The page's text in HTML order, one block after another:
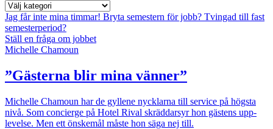
Jag får inte mina timmar! Bryta semestern för jobb? Tvingad till fast
semesterperiod?
Ställ en fråga om jobbet
Michelle Chamoun
”Gästerna blir mina vänner”
Michelle Chamoun har de gyllene nycklarna till service på högsta
nivå. Som concierge på Hotel Rival skräddarsyr hon gästens upp­
levelse. Men ett önskemål måste hon säga nej till.